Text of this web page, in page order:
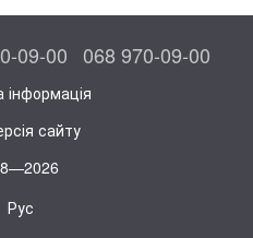
09-00 068 970-09-00
інформація
сайту
Рус